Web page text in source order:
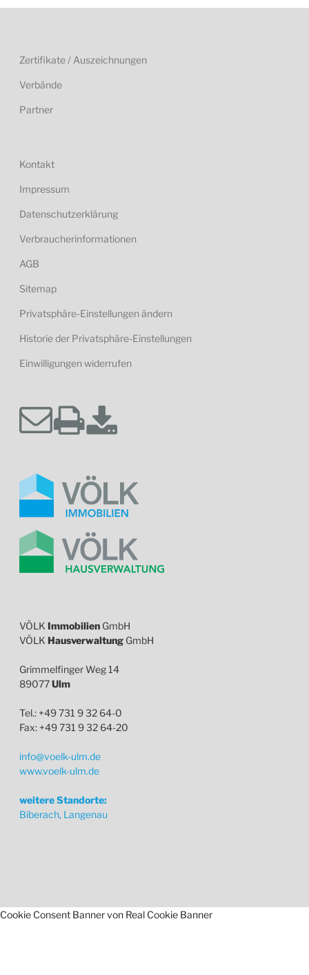
Zertifikate / Auszeichnungen
Verbände
Partner
Kontakt
Impressum
Datenschutzerklärung
Verbraucherinformationen
AGB
Sitemap
Privatsphäre-Einstellungen ändern
Historie der Privatsphäre-Einstellungen
Einwilligungen widerrufen
VÖLK Immobilien GmbH
VÖLK Hausverwaltung GmbH
Grimmelfinger Weg 14
89077Ulm
Tel.: +49 731 9 32 64-0
Fax: +49 731 9 32 64-20
info@voelk-ulm.de
www.voelk-ulm.de
weitere Standorte:
Biberach, Langenau
Cookie Consent Banner von Real Cookie Banner